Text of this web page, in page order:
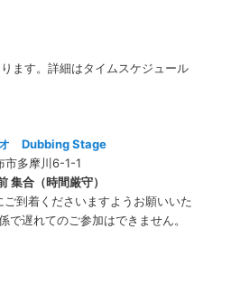
ます。詳細はタイムスケジュール
オ Dubbing Stage
多摩川6-1-1
集合（時間厳守）
到着くださいますようお願いいた
で遅れてのご参加はできません。